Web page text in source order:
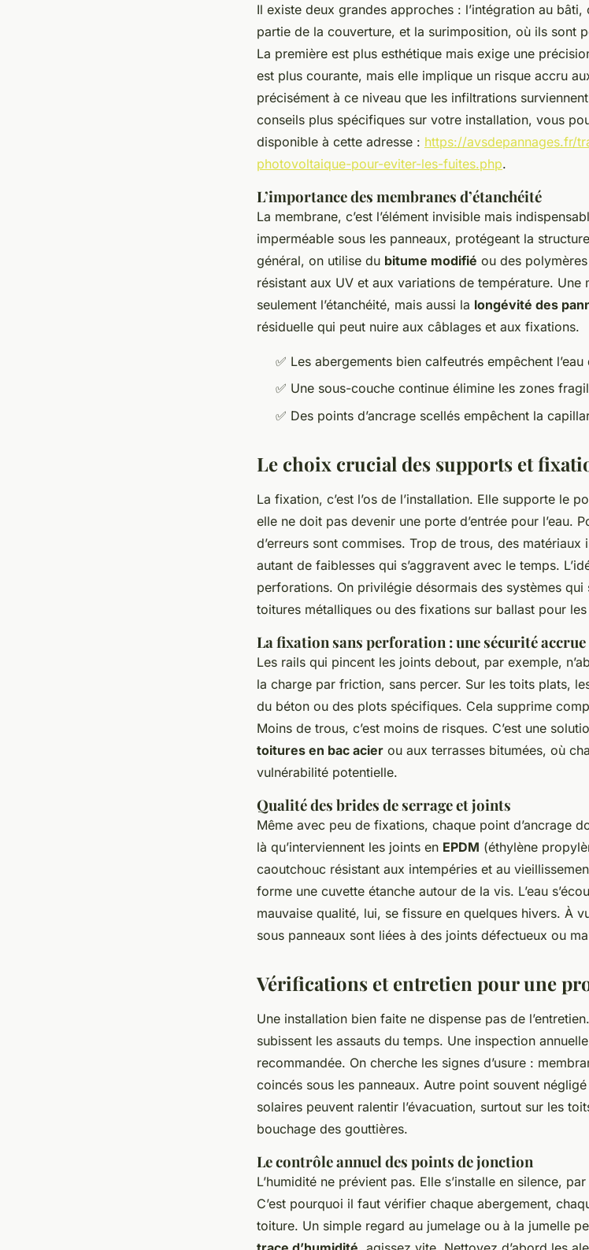
Il existe deux grandes approches : l’intégration au
partie de la couverture, et la surimposition, où ils sont
La première est plus esthétique mais exige une
est plus courante, mais elle implique un risque accru
précisément à ce niveau que les infiltrations
conseils plus spécifiques sur votre installation, vous
disponible à cette adresse : https://avsdepannages.fr/
photovoltaique-pour-eviter-les-fuites.php.
L’importance des membranes d’étanchéité
La membrane, c’est l’élément invisible mais
imperméable sous les panneaux, protégeant la
général, on utilise du bitume modifié ou des
résistant aux UV et aux variations de température. Une
seulement l’étanchéité, mais aussi la longévité des
résiduelle qui peut nuire aux câblages et aux fixations.
✅ Les abergements bien calfeutrés empêchent
✅ Une sous-couche continue élimine les zones
✅ Des points d’ancrage scellés empêchent la
Le choix crucial des supports et
La fixation, c’est l’os de l’installation. Elle supporte le
elle ne doit pas devenir une porte d’entrée pour l’eau.
d’erreurs sont commises. Trop de trous, des
autant de faiblesses qui s’aggravent avec le temps.
perforations. On privilégie désormais des systèmes qui
toitures métalliques ou des fixations sur ballast pour
La fixation sans perforation : une sécurité accrue
Les rails qui pincent les joints debout, par exemple,
la charge par friction, sans percer. Sur les toits plats,
du béton ou des plots spécifiques. Cela supprime
Moins de trous, c’est moins de risques. C’est une
toitures en bac acier ou aux terrasses bitumées, où
vulnérabilité potentielle.
Qualité des brides de serrage et joints
Même avec peu de fixations, chaque point d’ancrage
là qu’interviennent les joints en EPDM (éthylène
caoutchouc résistant aux intempéries et au
forme une cuvette étanche autour de la vis. L’eau
mauvaise qualité, lui, se fissure en quelques hivers. À
sous panneaux sont liées à des joints défectueux ou
Vérifications et entretien pour une
Une installation bien faite ne dispense pas de
subissent les assauts du temps. Une inspection
recommandée. On cherche les signes d’usure :
coincés sous les panneaux. Autre point souvent négligé
solaires peuvent ralentir l’évacuation, surtout sur les
bouchage des gouttières.
Le contrôle annuel des points de jonction
L’humidité ne prévient pas. Elle s’installe en silence,
C’est pourquoi il faut vérifier chaque abergement,
toiture. Un simple regard au jumelage ou à la jumelle